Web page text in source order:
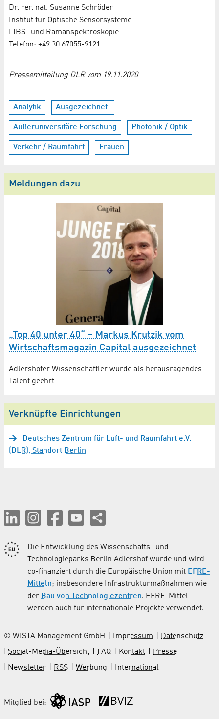
Dr. rer. nat. Susanne Schröder
In­sti­tut für Op­ti­sche Sen­sor­sys­te­me
LIBS- und Ra­man­spek­tro­sko­pie
Telefon: +49 30 67055-9121
Pressemitteilung DLR vom 19.11.2020
Analytik Ausgezeichnet!
Außeruniversitäre Forschung Photonik / Optik
Verkehr / Raumfahrt Frauen
Meldungen dazu
„Top 40 unter 40“ – Markus Krutzik vom
Wirtschaftsmagazin Capital ausgezeichnet
Adlershofer Wissenschaftler wurde als herausragendes
Talent geehrt
Verknüpfte Einrichtungen
Deutsches Zentrum für Luft- und Raumfahrt e.V.
(DLR), Standort Berlin
Die Entwicklung des Wissenschafts- und
Technologieparks Berlin Adlershof wurde und wird
co-finanziert durch die Europäische Union mit EFRE-
Mitteln; insbesondere Infrastrukturmaßnahmen wie
der Bau von Technologiezentren. EFRE-Mittel
werden auch für internationale Projekte verwendet.
© WISTA Management GmbH Impressum
Datenschutz
Social-Media-Übersicht
FAQ Kontakt
Presse
Newsletter
RSS Werbung International
Mitglied bei: